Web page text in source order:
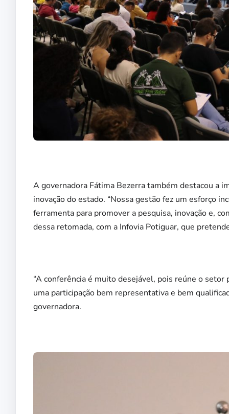
A governadora Fátima Bezerra também destacou a
inovação do estado. “Nossa gestão fez um esforço
ferramenta para promover a pesquisa, inovação e,
dessa retomada, com a Infovia Potiguar, que
“A conferência é muito desejável, pois reúne o
uma participação bem representativa e bem
governadora.